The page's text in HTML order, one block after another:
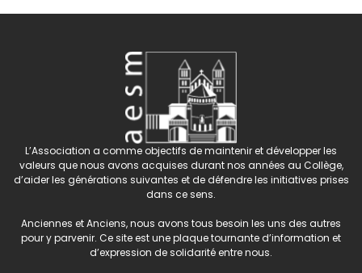
L’Association a comme objectifs de maintenir et développer les
valeurs que nous avons acquises durant nos années au Collège,
d’aider les générations suivantes et de défendre les initiatives prises
dans ce sens.
Anciennes et Anciens, nous avons tous besoin les uns des autres
pour y parvenir. Ce site est une plaque tournante d’information et
d’expression de solidarité entre nous.